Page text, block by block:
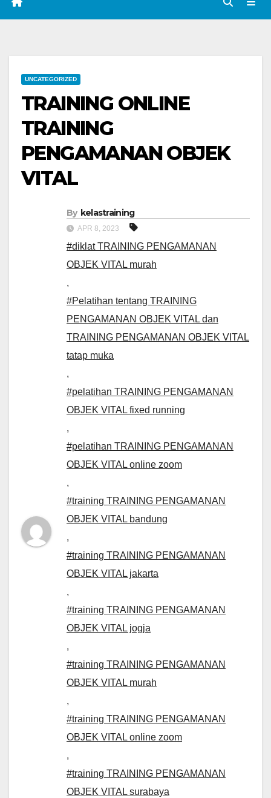
UNCATEGORIZED
TRAINING ONLINE
TRAINING
PENGAMANAN OBJEK
VITAL
By kelastraining
APR 8, 2023
#diklat TRAINING PENGAMANAN
OBJEK VITAL murah
,
#Pelatihan tentang TRAINING
PENGAMANAN OBJEK VITAL dan
TRAINING PENGAMANAN OBJEK VITAL
tatap muka
,
#pelatihan TRAINING PENGAMANAN
OBJEK VITAL fixed running
,
#pelatihan TRAINING PENGAMANAN
OBJEK VITAL online zoom
,
#training TRAINING PENGAMANAN
OBJEK VITAL bandung
,
#training TRAINING PENGAMANAN
OBJEK VITAL jakarta
,
#training TRAINING PENGAMANAN
OBJEK VITAL jogja
,
#training TRAINING PENGAMANAN
OBJEK VITAL murah
,
#training TRAINING PENGAMANAN
OBJEK VITAL online zoom
,
#training TRAINING PENGAMANAN
OBJEK VITAL surabaya